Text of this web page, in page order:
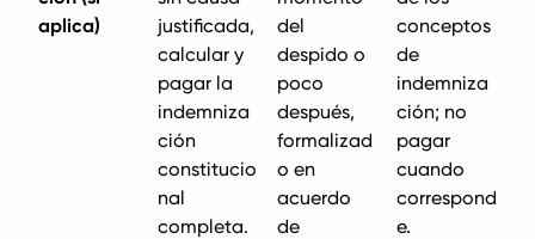
aplica)
justificada,
calcular y
pagar la
indemniza
ción
constitucio
nal
completa.
del
despido o
poco
después,
formalizad
o en
acuerdo
de
conceptos
de
indemniza
ción; no
pagar
cuando
correspond
e.